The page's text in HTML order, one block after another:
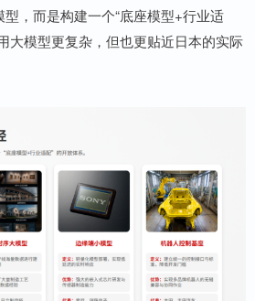
，而是构建一个“底座模型+行业适
大模型更复杂，但也更贴近日本的实际